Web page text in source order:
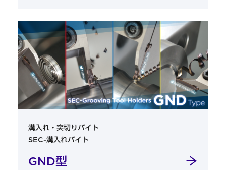
溝入れ・突切りバイト
SEC-溝入れバイト
GND型